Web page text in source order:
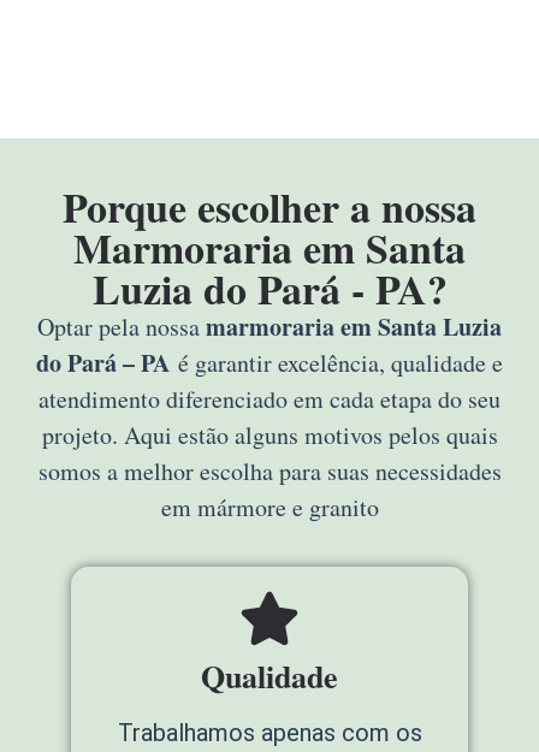
Porque escolher a nossa
Marmoraria em Santa
Luzia do Pará - PA?
Optar pela nossamarmoraria em Santa Luzia
do Pará – PA é garantir excelência, qualidade e
atendimento diferenciado em cada etapa do seu
projeto. Aqui estão alguns motivos pelos quais
somos a melhor escolha para suas necessidades
em mármore e granito
Qualidade
Trabalhamos apenas com os